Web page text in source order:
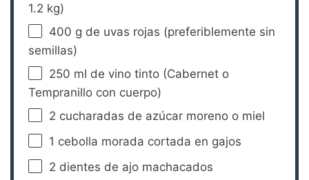
1.2 kg)
400 g de uvas rojas (preferiblemente sin
semillas)
250 ml de vino tinto (Cabernet o
Tempranillo con cuerpo)
2 cucharadas de azúcar moreno o miel
1 cebolla morada cortada en gajos
2 dientes de ajo machacados